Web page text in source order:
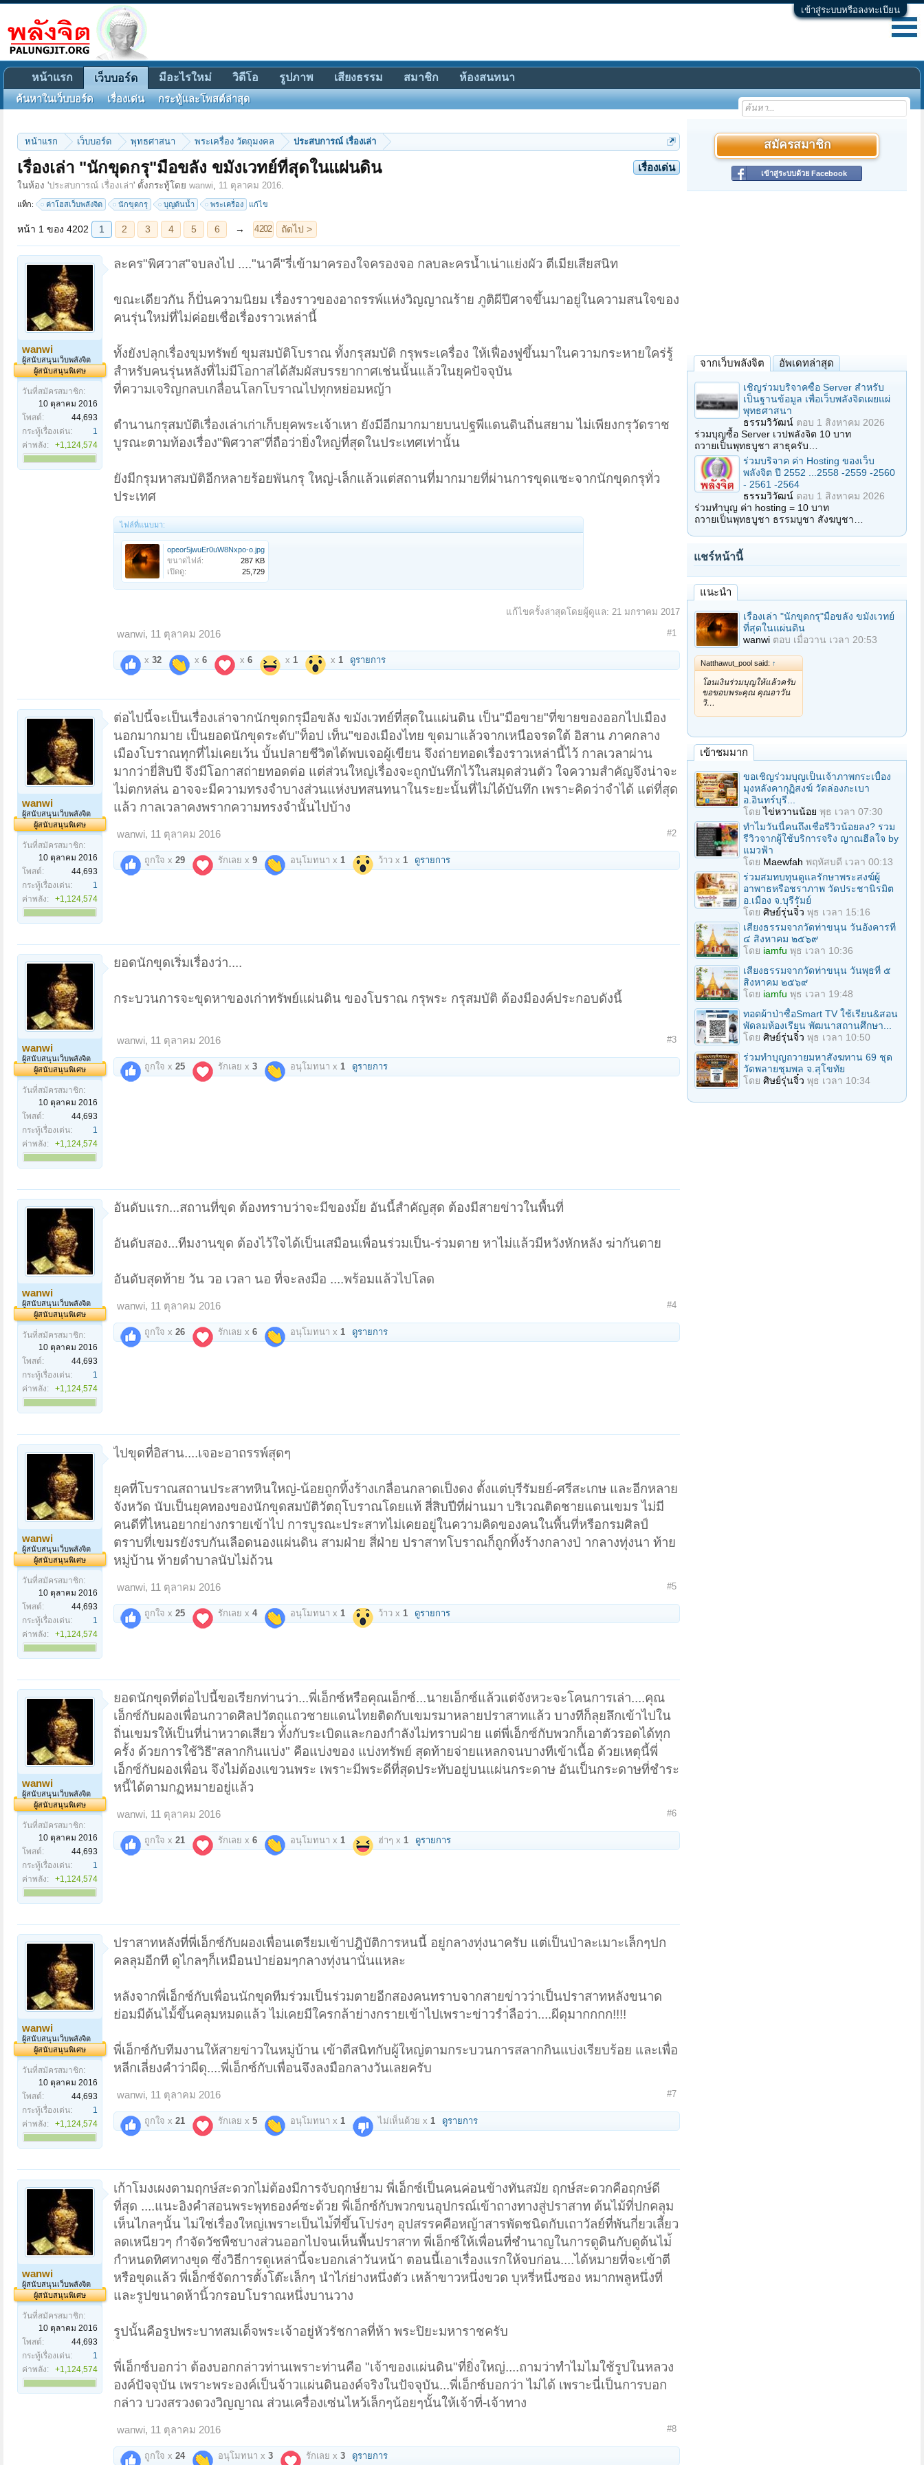
เข้าสู่ระบบหรือลงทะเบียน
หน้าแรก เว็บบอร์ด พุทธศาสนา พระเครื่อง วัตถุมงคล ประสบการณ์ เรื่องเล่า
เรื่องเด่น
เรื่องเล่า "นักขุดกรุ"มือขลัง ขมังเวทย์ที่สุดในแผ่นดิน
ในห้อง 'ประสบการณ์ เรื่องเล่า' ตั้งกระทู้โดย wanwi, 11 ตุลาคม 2016.
แท็ก: ค่าโฮสเว็บพลังจิต นักขุดกรุ บุญต้นน้ำ พระเครื่อง แก้ไข
หน้า 1 ของ 4202 1 2 3 4 5 6 → 4202 ถัดไป >
wanwi
ผู้สนับสนุนเว็บพลังจิต
ผู้สนับสนุนพิเศษ
วันที่สมัครสมาชิก:
10 ตุลาคม 2016
โพสต์:
44,693
กระทู้เรื่องเด่น:
1
ค่าพลัง:
+1,124,574
ละคร"พิศวาส"จบลงไป ...."นาคี"รี่เข้ามาครองใจครองจอ กลบละครน้ำเน่าแย่งผัว ตีเมียเสียสนิท
ขณะเดียวกัน ก็ปั่นความนิยม เรื่องราวของอาถรรพ์แห่งวิญญาณร้าย ภูติผีปีศาจขึ้นมาอยู่ในความสนใจของ
คนรุ่นใหม่ที่ไม่ค่อยเชื่อเรื่องราวเหล่านี้
ทั้งยังปลุกเรื่องขุมทรัพย์ ขุมสมบัติโบราณ ทั้งกรุสมบัติ กรุพระเครื่อง ให้เฟื่องฟูขึ้นมาในความกระหายใคร่รู้
สำหรับคนรุ่นหลังที่ไม่มีโอกาสได้สัมผัสบรรยากาศเช่นนั้นแล้วในยุคปัจจุบัน
ที่ความเจริญกลบเกลื่อนโลกโบราณไปทุกหย่อมหญ้า
ตำนานกรุสมบัติเรื่องเล่าเก่าเก็บยุคพระเจ้าเหา ยังมีอีกมากมายบนปฐพีแดนดินถิ่นสยาม ไม่เพียงกรุวัดราช
บูรณะตามท้องเรื่อง"พิศวาส"ที่ถือว่ายิ่งใหญ่ที่สุดในประเทศเท่านั้น
ยังมีกรุมหาสมบัติอีกหลายร้อยพันกรุ ใหญ่-เล็กแล้วแต่สถานที่มากมายที่ผ่านการขุดแซะจากนักขุดกรุทั่ว
ประเทศ
ไฟล์ที่แนบมา:
opeor5jwuEr0uW8Nxpo-o.jpg
ขนาดไฟล์:
287 KB
เปิดดู:
25,729
แก้ไขครั้งล่าสุดโดยผู้ดูแล: 21 มกราคม 2017
wanwi, 11 ตุลาคม 2016 #1
x 32 x 6 x 6 x 1 x 1 ดูรายการ
wanwi
ผู้สนับสนุนเว็บพลังจิต
ผู้สนับสนุนพิเศษ
วันที่สมัครสมาชิก:
10 ตุลาคม 2016
โพสต์:
44,693
กระทู้เรื่องเด่น:
1
ค่าพลัง:
+1,124,574
ต่อไปนี้จะเป็นเรื่องเล่าจากนักขุดกรุมือขลัง ขมังเวทย์ที่สุดในแผ่นดิน เป็น"มือขาย"ที่ขายของออกไปเมือง
นอกมากมาย เป็นยอดนักขุดระดับ"ท็อป เท็น"ของเมืองไทย ขุดมาแล้วจากเหนือจรดใต้ อิสาน ภาคกลาง
เมืองโบราณทุกที่ไม่เคยเว้น บั้นปลายชีวิตได้พบเจอผู้เขียน จึงถ่ายทอดเรื่องราวเหล่านี้ไว้ กาลเวลาผ่าน
มากว่ายี่สิบปี จึงมีโอกาสถ่ายทอดต่อ แต่ส่วนใหญ่เรื่องจะถูกบันทึกไว้ในสมุดส่วนตัว ใจความสำคัญจึงน่าจะ
ไม่ตกหล่น อาจจะมีความทรงจำบางส่วนแห่งบทสนทนาในระยะนั้นที่ไม่ได้บันทึก เพราะคิดว่าจำได้ แต่ที่สุด
แล้ว กาลเวลาคงพรากความทรงจำนั้นไปบ้าง
wanwi, 11 ตุลาคม 2016 #2
ถูกใจ x 29 รักเลย x 9 อนุโมทนา x 1 ว้าว x 1 ดูรายการ
wanwi
ผู้สนับสนุนเว็บพลังจิต
ผู้สนับสนุนพิเศษ
วันที่สมัครสมาชิก:
10 ตุลาคม 2016
โพสต์:
44,693
กระทู้เรื่องเด่น:
1
ค่าพลัง:
+1,124,574
ยอดนักขุดเริ่มเรื่องว่า....
กระบวนการจะขุดหาของเก่าทรัพย์แผ่นดิน ของโบราณ กรุพระ กรุสมบัติ ต้องมีองค์ประกอบดังนี้
wanwi, 11 ตุลาคม 2016 #3
ถูกใจ x 25 รักเลย x 3 อนุโมทนา x 1 ดูรายการ
wanwi
ผู้สนับสนุนเว็บพลังจิต
ผู้สนับสนุนพิเศษ
วันที่สมัครสมาชิก:
10 ตุลาคม 2016
โพสต์:
44,693
กระทู้เรื่องเด่น:
1
ค่าพลัง:
+1,124,574
อันดับแรก...สถานที่ขุด ต้องทราบว่าจะมีของมั้ย อันนี้สำคัญสุด ต้องมีสายข่าวในพื้นที่
อันดับสอง...ทีมงานขุด ต้องไว้ใจได้เป็นเสมือนเพื่อนร่วมเป็น-ร่วมตาย หาไม่แล้วมีหวังหักหลัง ฆ่ากันตาย
อันดับสุดท้าย วัน วอ เวลา นอ ที่จะลงมือ ....พร้อมแล้วไปโลด
wanwi, 11 ตุลาคม 2016 #4
ถูกใจ x 26 รักเลย x 6 อนุโมทนา x 1 ดูรายการ
wanwi
ผู้สนับสนุนเว็บพลังจิต
ผู้สนับสนุนพิเศษ
วันที่สมัครสมาชิก:
10 ตุลาคม 2016
โพสต์:
44,693
กระทู้เรื่องเด่น:
1
ค่าพลัง:
+1,124,574
ไปขุดที่อิสาน....เจอะอาถรรพ์สุดๆ
ยุคที่โบราณสถานประสาทหินใหญ่-น้อยถูกทิ้งร้างเกลื่อนกลาดเป็งดง ตั้งแต่บุรีรัมยย์-ศรีสะเกษ และอีกหลาย
จังหวัด นับเป็นยุคทองของนักขุดสมบัติวัตถุโบราณโดยแท้ สี่สิบปีที่ผ่านมา บริเวณติดชายแดนเขมร ไม่มี
คนดีที่ไหนอยากย่างกรายเข้าไป การบูรณะประสาทไม่เคยอยู่ในความคิดของคนในพื้นที่หรือกรมศิลป์
ตราบที่เขมรยังรบกันเลือดนองแผ่นดิน สามฝ่าย สี่ฝ่าย ปราสาทโบราณก็ถูกทิ้งร้างกลางป่ ากลางทุ่งนา ท้าย
หมู่บ้าน ท้ายตำบาลนับไม่ถ้วน
wanwi, 11 ตุลาคม 2016 #5
ถูกใจ x 25 รักเลย x 4 อนุโมทนา x 1 ว้าว x 1 ดูรายการ
wanwi
ผู้สนับสนุนเว็บพลังจิต
ผู้สนับสนุนพิเศษ
วันที่สมัครสมาชิก:
10 ตุลาคม 2016
โพสต์:
44,693
กระทู้เรื่องเด่น:
1
ค่าพลัง:
+1,124,574
ยอดนักขุดที่ต่อไปนี้ขอเรียกท่านว่า...พี่เอ็กซ์หรือคุณเอ็กซ์...นายเอ็กซ์แล้วแต่จังหวะจะโคนการเล่า....คุณ
เอ็กซ์กับผองเพื่อนกวาดศิลปวัตถุแถวชายแดนไทยติดกับเขมรมาหลายปราสาทแล้ว บางทีก็ลุยลึกเข้าไปใน
ถิ่นเขมรให้เป็นที่น่าหวาดเสียว ทั้งกับระเบิดและกองกำลังไม่ทราบฝ่าย แต่พี่เอ็กซ์กับพวกก็เอาตัวรอดได้ทุก
ครั้ง ด้วยการใช้วิธี"สลากกินแบ่ง" คือแบ่งของ แบ่งทรัพย์ สุดท้ายจ่ายแหลกจนบางทีเข้าเนื้อ ด้วยเหตุนี้พี่
เอ็กซ์กับผองเพื่อน จึงไม่ต้องแขวนพระ เพราะมีพระดีที่สุดประทับอยู่บนแผ่นกระดาษ อันเป็นกระดาษที่ชำระ
หนี้ได้ตามกฏหมายอยู่แล้ว
wanwi, 11 ตุลาคม 2016 #6
ถูกใจ x 21 รักเลย x 6 อนุโมทนา x 1 ฮ่าๆ x 1 ดูรายการ
wanwi
ผู้สนับสนุนเว็บพลังจิต
ผู้สนับสนุนพิเศษ
วันที่สมัครสมาชิก:
10 ตุลาคม 2016
โพสต์:
44,693
กระทู้เรื่องเด่น:
1
ค่าพลัง:
+1,124,574
ปราสาทหลังที่พี่เอ็กซ์กับผองเพื่อนเตรียมเข้าปฎิบัติการหนนี้ อยู่กลางทุ่งนาครับ แต่เป็นป่าละเมาะเล็กๆปก
คลลุมอีกที ดูไกลๆก็เหมือนป่าย่อมๆกลางทุ่งนานั่นแหละ
หลังจากพี่เอ็กซ์กับเพื่อนนักขุดทีมร่วมเป็นร่วมตายอีกสองคนทราบจากสายข่าวว่าเป็นปราสาทหลังขนาด
ย่อมมีต้นไม้้ขึ้นคลุมหมดแล้ว ไม่เคยมีใครกล้าย่างกรายเข้าไปเพราะข่าวรำ่ลือว่า....ผีดุมากกกก!!!!
พี่เอ็กซ์กับทีมงานให้สายข่าวในหมู่บ้าน เข้าตีสนิทกับผู้ใหญ่ตามกระบวนการสลากกินแบ่งเรียบร้อย และเพื่อ
หลีกเลี่ยงคำว่าผีดุ....พี่เอ็กซ์กับเพื่อนจึงลงมือกลางวันเลยครับ
wanwi, 11 ตุลาคม 2016 #7
ถูกใจ x 21 รักเลย x 5 อนุโมทนา x 1 ไม่เห็นด้วย x 1 ดูรายการ
wanwi
ผู้สนับสนุนเว็บพลังจิต
ผู้สนับสนุนพิเศษ
วันที่สมัครสมาชิก:
10 ตุลาคม 2016
โพสต์:
44,693
กระทู้เรื่องเด่น:
1
ค่าพลัง:
+1,124,574
เก้าโมงเผงตามฤกษ์สะดวกไม่ต้องมีการจับฤกษ์ยาม พี่เอ็กซ์เป็นคนค่อนข้างทันสมัย ฤกษ์สะดวกคือฤกษ์ดี
ที่สุด ....แนะอิงคำสอนพระพุทธองค์ซะด้วย พี่เอ็กซ์กับพวกขนอุปกรณ์เข้าถางทางสู่ปราสาท ต้นไม้ที่ปกคลุม
เห็นไกลๆนั้น ไม่ใช่เรื่องใหญ่เพราะเป็นไม่้ที่ขึ้นโปร่งๆ อุปสรรคคือหญ้าสารพัดชนิดกับเถาวัลย์ที่พันกี่ยวเลี้ยว
ลดเหนียวๆ กำจัดวัชพืชบางส่วนออกไปจนเห็นพื้นปราสาท พี่เอ็กซ์ให้เพื่อนที่ชำนาญในการดูดินกับดูต้นไม่้
กำหนดทิศทางขุด ซึ่งวิธีการดูเหล่านี้จะบอกเล่าวันหน้า ตอนนี้เอาเรื่องแรกให้จบก่อน....ได้หมายที่จะเข้าตี
หรือขุดแล้ว พี่เอ็กซ์จัดการตั้งโต๊ะเล็กๆ นำไก่ย่างหนึ่งตัว เหล้าขาวหนึ่งขวด บุหรี่หนึ่งซอง หมากพลูหนึ่งที่
และรูปขนาดห้านิ้วกรอบโบราณหนึ่งบานวาง
รูปนั้นคือรูปพระบาทสมเด็จพระเจ้าอยู่หัวรัชกาลที่ห้า พระปิยะมหาราชครับ
พี่เอ็กซ์บอกว่า ต้องบอกกล่าวท่านเพราะท่านคือ "เจ้าของแผ่นดิน"ที่ยิ่งใหญ่....ถามว่าทำไมไมใช้รูปในหลวง
องค์ปัจจุบัน เพราะพระองค์เป็นจ้าวแผ่นดินองค์จริงในปัจจุบัน...พี่เอ็กซ์บอกว่า ไม่ได้ เพราะนี่เป็นการบอก
กล่าว บวงสรวงดวงวิญญาณ ส่วนเครื่องเซ่นไหว้เล็กๆน้อยๆนั้นให้เจ้าที่-เจ้าทาง
wanwi, 11 ตุลาคม 2016 #8
ถูกใจ x 24 อนุโมทนา x 3 รักเลย x 3 ดูรายการ
สมัครสมาชิก
เข้าสู่ระบบด้วย Facebook
จากเว็บพลังจิต อัพเดทล่าสุด
เชิญร่วมบริจาคซื้อ Server สำหรับ
เป็นฐานข้อมูล เพื่อเว็บพลังจิตเผยแผ่
พุทธศาสนา
ธรรมวิวัฒน์ ตอบ 1 สิงหาคม 2026
ร่วมบุญซื้อ Server เวปพลังจิต 10 บาท
ถวายเป็นพุทธบูชา สาธุครับ…
ร่วมบริจาค ค่า Hosting ของเว็บ
พลังจิต ปี 2552 ...2558 -2559 -2560
- 2561 -2564
ธรรมวิวัฒน์ ตอบ 1 สิงหาคม 2026
ร่วมทำบุญ ค่า hosting = 10 บาท
ถวายเป็นพุทธบูชา ธรรมบูชา สังฆบูชา…
แชร์หน้านี้
แนะนำ
เรื่องเล่า "นักขุดกรุ"มือขลัง ขมังเวทย์
ที่สุดในแผ่นดิน
wanwi ตอบ เมื่อวาน เวลา 20:53
Natthawut_pool said: ↑
โอนเงินร่วมบุญให้แล้วครับ
ขอขอบพระคุณ คุณอาวัน
วิ…
เข้าชมมาก
ขอเชิญร่วมบุญเป็นเจ้าภาพกระเบื้อง
มุงหลังคากุฏิสงฆ์ วัดล่องกะเบา
อ.อินทร์บุรี...
โดยไข่หวานน้อย พุธ เวลา 07:30
ทำไมวันนี้คนถึงเชื่อรีวิวน้อยลง? รวม
รีวิวจากผู้ใช้บริการจริง ญาณฮีลใจ by
แมวฟ้า
โดย Maewfah พฤหัสบดี เวลา 00:13
ร่วมสมทบทุนดูแลรักษาพระสงฆ์ผู้
อาพาธหรือชราภาพ วัดประชานิรมิต
อ.เมือง จ.บุรีรัมย์
โดย ศิษย์รุ่นจิ๋ว พุธ เวลา 15:16
เสียงธรรมจากวัดท่าขนุน วันอังคารที่
๔ สิงหาคม ๒๕๖๙
โดย iamfu พุธ เวลา 10:36
เสียงธรรมจากวัดท่าขนุน วันพุธที่ ๕
สิงหาคม ๒๕๖๙
โดย iamfu พุธ เวลา 19:48
ทอดผ้าป่าซื้อSmart TV ใช้เรียน&สอน
พัดลมห้องเรียน พัฒนาสถานศึกษา...
โดย ศิษย์รุ่นจิ๋ว พุธ เวลา 10:50
ร่วมทําบุญถวายมหาสังฆทาน 69 ชุด
วัดพลายชุมพล จ.สุโขทัย
โดย ศิษย์รุ่นจิ๋ว พุธ เวลา 10:34
หน้าแรก เว็บบอร์ด
ค้นหาในเว็บบอร์ด เรื่องเด่น กระทู้และโพสต์ล่าสุด
มีอะไรใหม่ วิดีโอ รูปภาพ เสียงธรรม สมาชิก ห้องสนทนา